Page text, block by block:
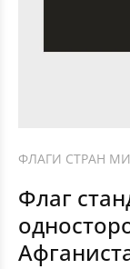
ФЛАГИ СТРАН
Флаг